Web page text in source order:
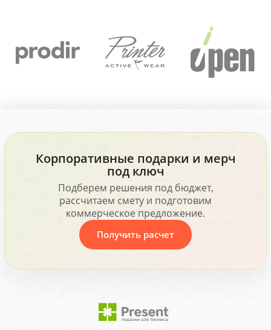
Корпоративные подарки и мерч
под ключ
Подберем решения под бюджет,
рассчитаем смету и подготовим
коммерческое предложение.
Получить расчет